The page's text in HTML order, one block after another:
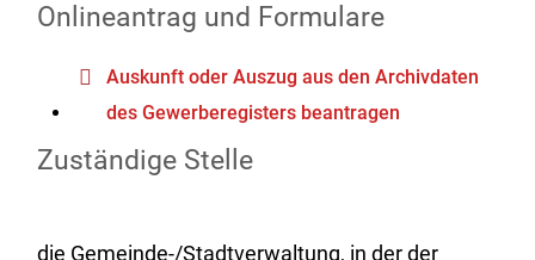
Onlineantrag und Formulare
Auskunft oder Auszug aus den Archivdaten
des Gewerberegisters beantragen
Zuständige Stelle
die Gemeinde-/Stadtverwaltung, in der der